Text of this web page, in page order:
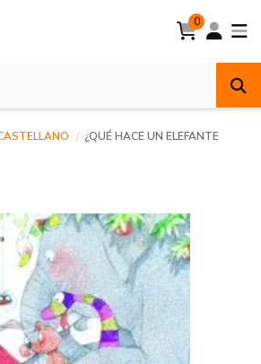
0
¿QUÉ HACE UN ELEFANTE